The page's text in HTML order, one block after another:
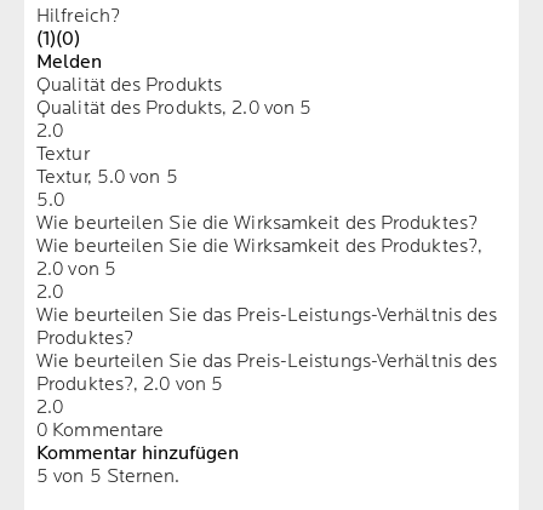
Hilfreich?
(1)(0)
Melden
Qualität des Produkts
Qualität des Produkts, 2.0 von 5
2.0
Textur
Textur, 5.0 von 5
5.0
Wie beurteilen Sie die Wirksamkeit des Produktes?
Wie beurteilen Sie die Wirksamkeit des Produktes?,
2.0 von 5
2.0
Wie beurteilen Sie das Preis-Leistungs-Verhältnis des
Produktes?
Wie beurteilen Sie das Preis-Leistungs-Verhältnis des
Produktes?, 2.0 von 5
2.0
0 Kommentare
Kommentar hinzufügen
5 von 5 Sternen.